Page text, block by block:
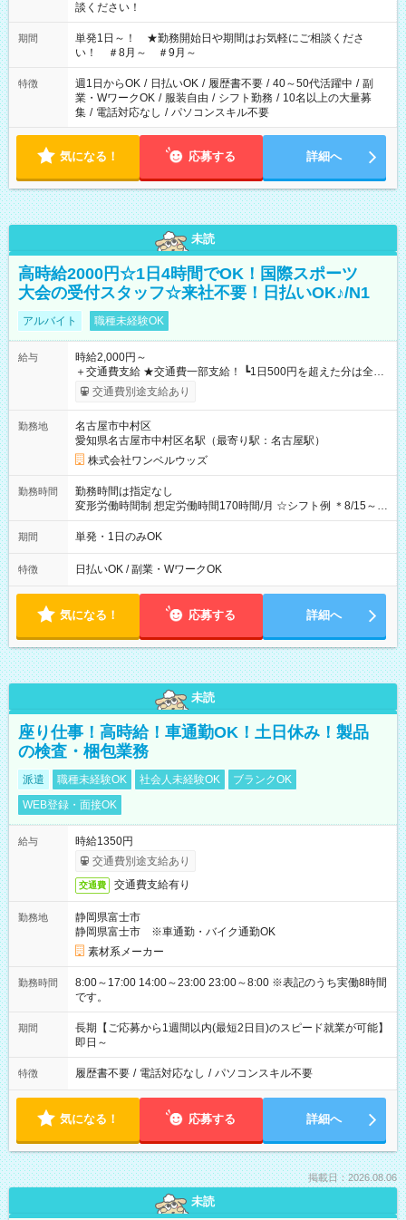
談ください！
期間
単発1日～！ ★勤務開始日や期間はお気軽にご相談くださ
い！ ＃8月～ ＃9月～
特徴 週1日からOK / 日払いOK / 履歴書不要 / 40～50代活躍中 / 副
業・WワークOK / 服装自由 / シフト勤務 / 10名以上の大量募
集 / 電話対応なし / パソコンスキル不要
気になる！ 応募する 詳細へ
未読
高時給2000円☆1日4時間でOK！国際スポーツ
大会の受付スタッフ☆来社不要！日払いOK♪/N1
アルバイト 職種未経験OK
給与
時給2,000円～
＋交通費支給 ★交通費一部支給！ ┗1日500円を超えた分は全額
支給！ ※往復500円以内の方は自己負担となります ★日払い
OK！（規定あり） ┗働いたその日に現金GET♪ お仕事後はコン
期間なし
交通費別途支給あり
勤務地
名古屋市中村区
愛知県名古屋市中村区名駅（最寄り駅：名古屋駅）
株式会社ワンベルウッズ
勤務時間
勤務時間は指定なし
変形労働時間制 想定労働時間170時間/月 ☆シフト例 ＊8/15～
10/26 全日共通 08：00～12：00 17：00～21：00 ＊8/31
～9/19のみ下記シフトもあります！ 12：00～16：00 ＊9/6～
00
期間 単発・1日のみOK
特徴 日払いOK / 副業・WワークOK
気になる！ 応募する 詳細へ
未読
座り仕事！高時給！車通勤OK！土日休み！製品
の検査・梱包業務
派遣 職種未経験OK 社会人未経験OK
ブランクOK
WEB登録・面接OK
給与
時給1350円
交通費別途支給あり
交通費 交通費支給有り
勤務地
静岡県富士市
静岡県富士市 ※車通勤・バイク通勤OK
素材系メーカー
勤務時間
8:00～17:00 14:00～23:00 23:00～8:00 ※表記のうち実働8時間
です。
期間
長期【ご応募から1週間以内(最短2日目)のスピード就業が可能】
即日～
特徴 履歴書不要 / 電話対応なし / パソコンスキル不要
気になる！ 応募する 詳細へ
掲載日：2026.08.06
未読